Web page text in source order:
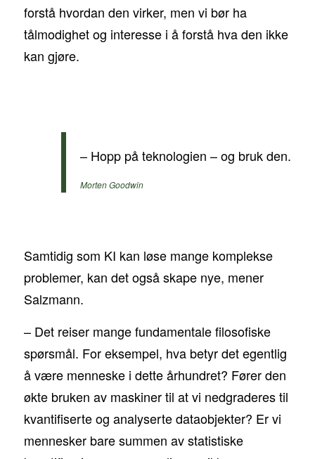
forstå hvordan den virker, men vi bør ha
tålmodighet og interesse i å forstå hva den ikke
kan gjøre.
– Hopp på teknologien – og bruk den.
Morten Goodwin
Samtidig som KI kan løse mange komplekse
problemer, kan det også skape nye, mener
Salzmann.
– Det reiser mange fundamentale filosofiske
spørsmål. For eksempel, hva betyr det egentlig
å være menneske i dette århundret? Fører den
økte bruken av maskiner til at vi nedgraderes til
kvantifiserte og analyserte dataobjekter? Er vi
mennesker bare summen av statistiske